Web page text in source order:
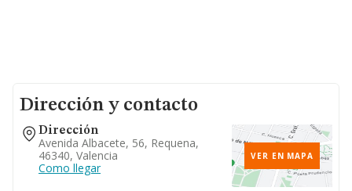
Dirección y contacto
Dirección
Avenida Albacete, 56, Requena,
46340, Valencia
Como llegar
VER EN MAPA